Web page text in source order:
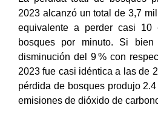
2023 alcanzó un total de 3,7
equivalente a perder casi 10
bosques por minuto. Si bien
disminución del 9 % con
2023 fue casi idéntica a las de
pérdida de bosques produjo
emisiones de dióxido de